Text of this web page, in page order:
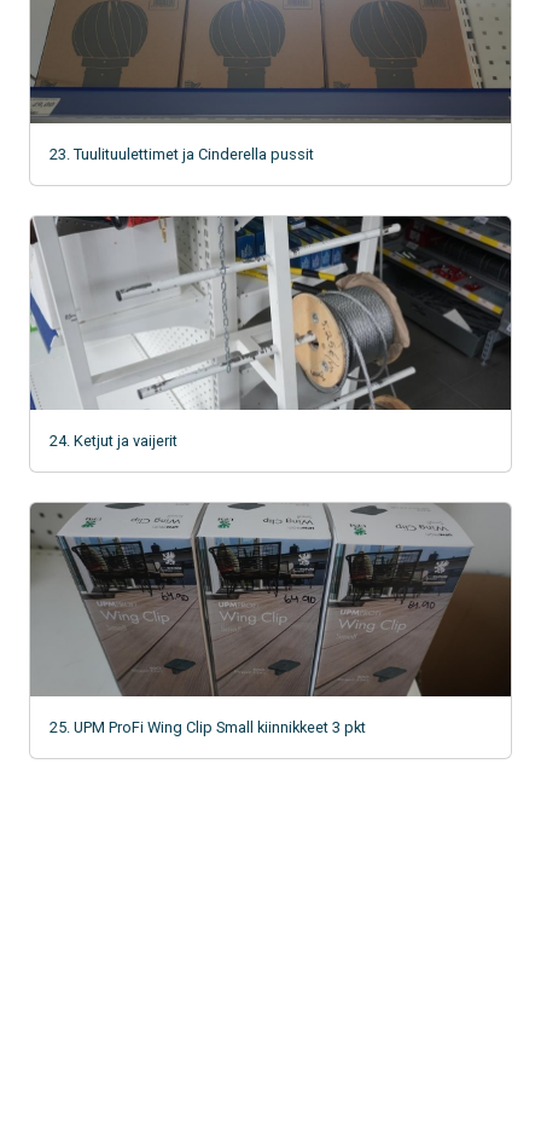
23. Tuulituulettimet ja Cinderella pussit
24. Ketjut ja vaijerit
25. UPM ProFi Wing Clip Small kiinnikkeet 3 pkt